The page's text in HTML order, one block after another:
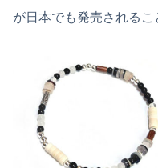
が日本でも発売されるこ